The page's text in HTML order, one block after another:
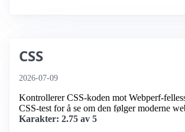
CSS
2026-07-09
Kontrollerer CSS-koden mot Webperf-
CSS-test for å se om den følger moderne
Karakter: 2.75 av 5